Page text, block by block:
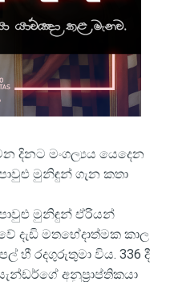
දිනට මංගල්‍යය යෙදෙන
මුනිඳුන් ගැන කතා
මුනිඳුන් ඒරියන්
දැඩි මතභේදාත්මක කාල
රදගුරුතුමා විය. 336 දී
අනුප්‍රාප්තිකයා